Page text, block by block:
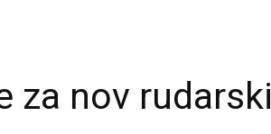
za nov rudarski